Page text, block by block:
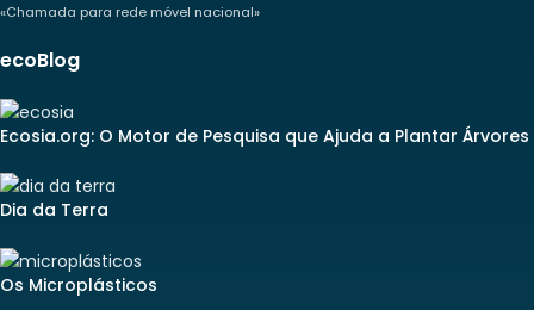
«Chamada para rede móvel nacional»
ecoBlog
Ecosia.org: O Motor de Pesquisa que Ajuda a Plantar Árvores
Dia da Terra
Os Microplásticos